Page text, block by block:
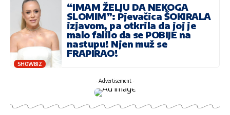
“IMAM ŽELJU DA NEKOGA
SLOMIM”: Pjevačica ŠOKIRALA
izjavom, pa otkrila da joj je
malo falilo da se POBIJE na
nastupu! Njen muž se
FRAPIRAO!
SHOWBIZ
- Advertisement -